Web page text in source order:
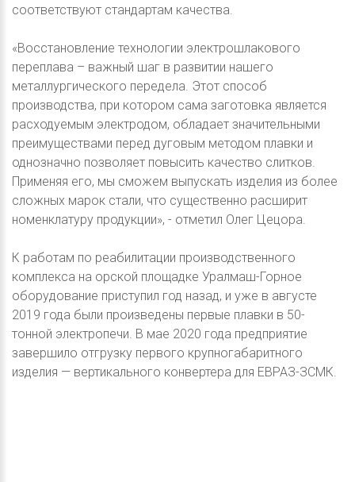
соответствуют стандартам качества.
«Восстановление технологии электрошлакового
переплава – важный шаг в развитии нашего
металлургического передела. Этот способ
производства, при котором сама заготовка является
расходуемым электродом, обладает значительными
преимуществами перед дуговым методом плавки и
однозначно позволяет повысить качество слитков.
Применяя его, мы сможем выпускать изделия из более
сложных марок стали, что существенно расширит
номенклатуру продукции», - отметил Олег Цецора.
К работам по реабилитации производственного
комплекса на орской площадке Уралмаш-Горное
оборудование приступил год назад, и уже в августе
2019 года были произведены первые плавки в 50-
тонной электропечи. В мае 2020 года предприятие
завершило отгрузку первого крупногабаритного
изделия — вертикального конвертера для ЕВРАЗ-ЗСМК.